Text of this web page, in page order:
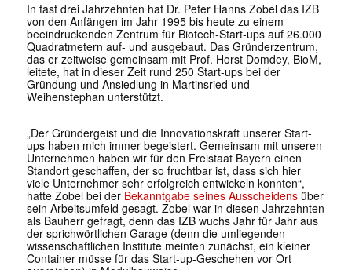
In fast drei Jahrzehnten hat Dr. Peter Hanns Zobel das IZB
von den Anfängen im Jahr 1995 bis heute zu einem
beeindruckenden Zentrum für Biotech-Start-ups auf 26.000
Quadratmetern auf- und ausgebaut. Das Gründerzentrum,
das er zeitweise gemeinsam mit Prof. Horst Domdey, BioM,
leitete, hat in dieser Zeit rund 250 Start-ups bei der
Gründung und Ansiedlung in Martinsried und
Weihenstephan unterstützt.
„Der Gründergeist und die Innovationskraft unserer Start-
ups haben mich immer begeistert. Gemeinsam mit unseren
Unternehmen haben wir für den Freistaat Bayern einen
Standort geschaffen, der so fruchtbar ist, dass sich hier
viele Unternehmer sehr erfolgreich entwickeln konnten“,
hatte Zobel bei der Bekanntgabe seines Ausscheidensüber
sein Arbeitsumfeld gesagt. Zobel war in diesen Jahrzehnten
als Bauherr gefragt, denn das IZB wuchs Jahr für Jahr aus
der sprichwörtlichen Garage (denn die umliegenden
wissenschaftlichen Institute meinten zunächst, ein kleiner
Container müsse für das Start-up-Geschehen vor Ort